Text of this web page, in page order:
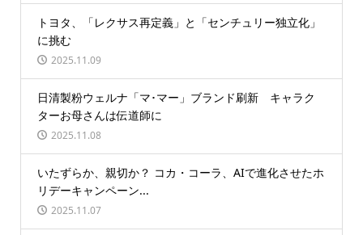
トヨタ、「レクサス再定義」と「センチュリー独立化」
に挑む
2025.11.09
日清製粉ウェルナ「マ･マー」ブランド刷新 キャラク
ターお母さんは伝道師に
2025.11.08
いたずらか、親切か？ コカ・コーラ、AIで進化させたホ
リデーキャンペーン...
2025.11.07